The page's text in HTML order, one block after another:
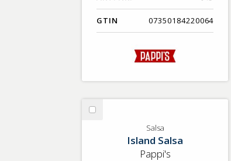
GTIN 07350184220064
Välj
Salsa
Island Salsa
Pappi's